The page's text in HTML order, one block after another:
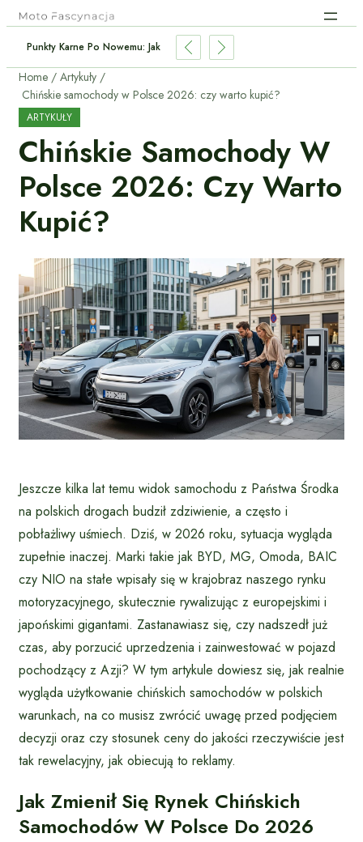
Najoszczędniejszy Napęd Dla Kierowcy?
Home
Artykuły
Chińskie samochody w Polsce 2026: czy warto kupić?
ARTYKUŁY
Chińskie Samochody W
Polsce 2026: Czy Warto
Kupić?
Jeszcze kilka lat temu widok samochodu z Państwa Środka
na polskich drogach budził zdziwienie, a często i
pobłażliwy uśmiech. Dziś, w 2026 roku, sytuacja wygląda
zupełnie inaczej. Marki takie jak BYD, MG, Omoda, BAIC
czy NIO na stałe wpisały się w krajobraz naszego rynku
motoryzacyjnego, skutecznie rywalizując z europejskimi i
japońskimi gigantami. Zastanawiasz się, czy nadszedł już
czas, aby porzucić uprzedzenia i zainwestować w pojazd
pochodzący z Azji? W tym artykule dowiesz się, jak realnie
wygląda użytkowanie chińskich samochodów w polskich
warunkach, na co musisz zwrócić uwagę przed podjęciem
decyzji oraz czy stosunek ceny do jakości rzeczywiście jest
tak rewelacyjny, jak obiecują to reklamy.
Jak Zmienił Się Rynek Chińskich
Samochodów W Polsce Do 2026